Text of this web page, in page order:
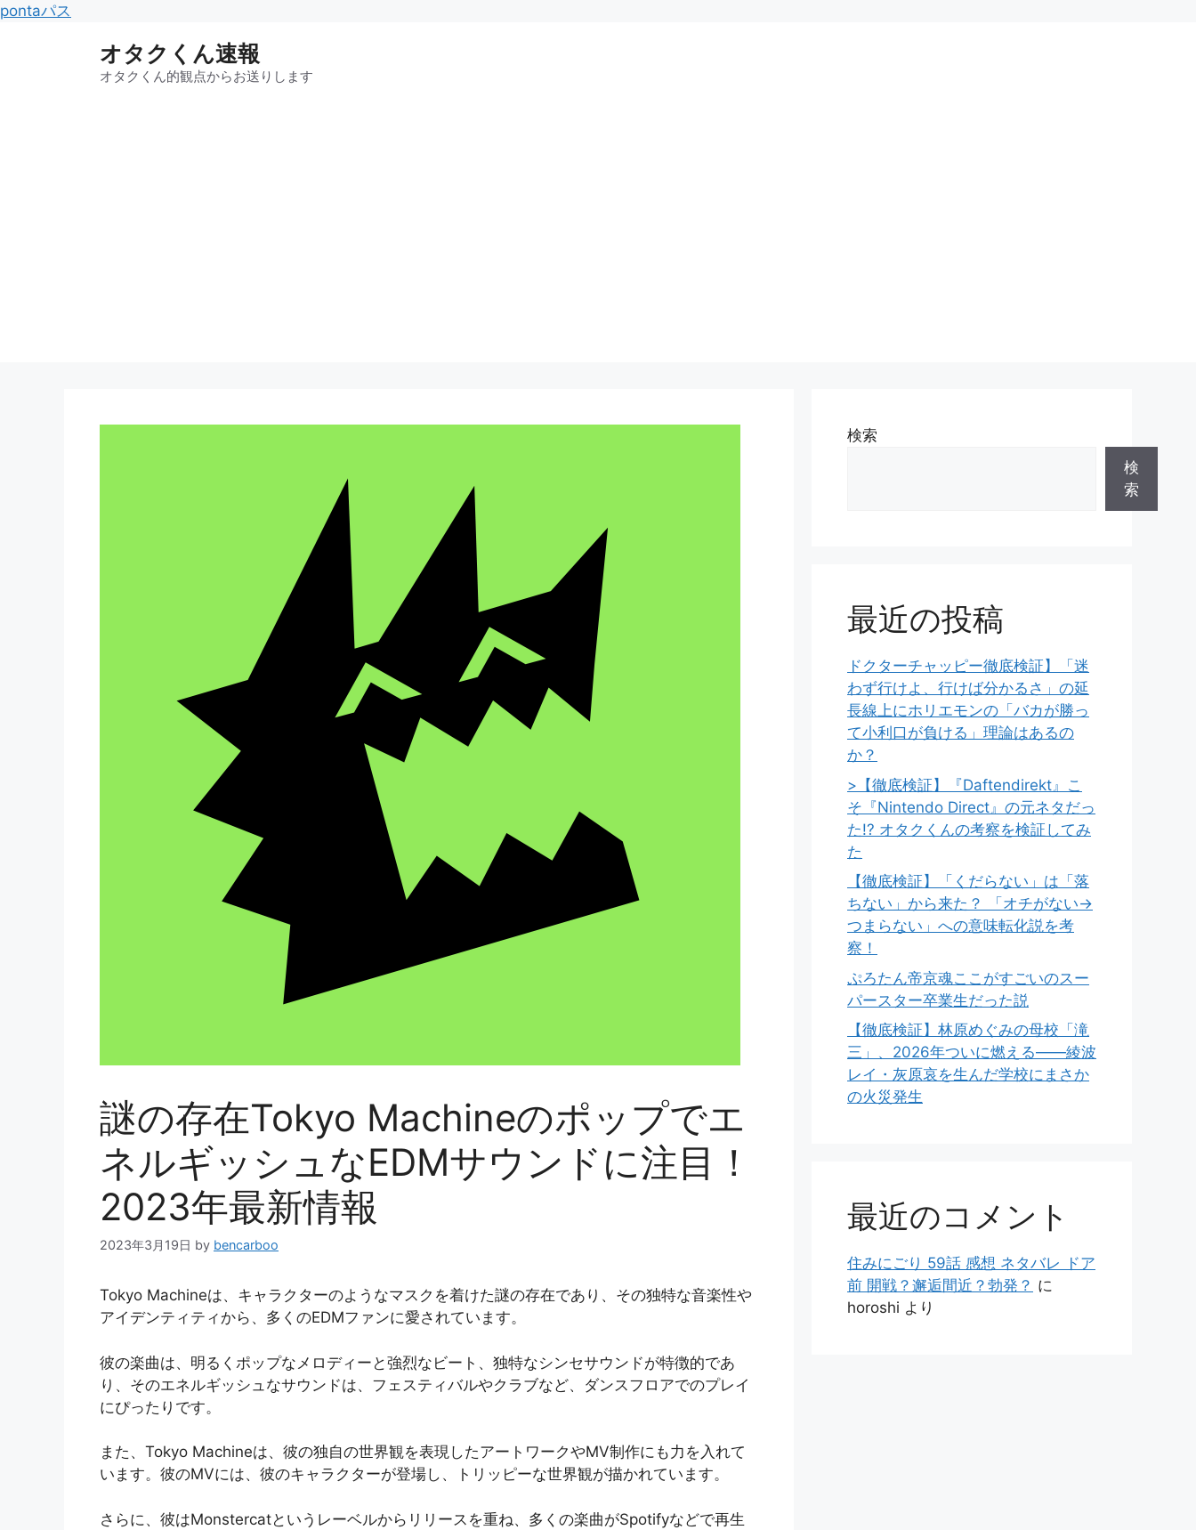
pontaパス
オタクくん速報
オタクくん的観点からお送りします
謎の存在Tokyo Machineのポップでエ
ネルギッシュなEDMサウンドに注目！
2023年最新情報
2023年3月19日 by bencarboo
Tokyo Machineは、キャラクターのようなマスクを着けた謎の存在であり、その独特な音楽性や
アイデンティティから、多くのEDMファンに愛されています。
彼の楽曲は、明るくポップなメロディーと強烈なビート、独特なシンセサウンドが特徴的であ
り、そのエネルギッシュなサウンドは、フェスティバルやクラブなど、ダンスフロアでのプレイ
にぴったりです。
また、Tokyo Machineは、彼の独自の世界観を表現したアートワークやMV制作にも力を入れて
います。彼のMVには、彼のキャラクターが登場し、トリッピーな世界観が描かれています。
さらに、彼はMonstercatというレーベルからリリースを重ね、多くの楽曲がSpotifyなどで再生
検索
検
索
最近の投稿
ドクターチャッピー徹底検証】「迷
わず行けよ、行けば分かるさ」の延
長線上にホリエモンの「バカが勝っ
て小利口が負ける」理論はあるの
か？
>【徹底検証】『Daftendirekt』こ
そ『Nintendo Direct』の元ネタだっ
た!? オタクくんの考察を検証してみ
た
【徹底検証】「くだらない」は「落
ちない」から来た？ 「オチがない→
つまらない」への意味転化説を考
察！
ぷろたん帝京魂ここがすごいのスー
パースター卒業生だった説
【徹底検証】林原めぐみの母校「滝
三」、2026年ついに燃える――綾波
レイ・灰原哀を生んだ学校にまさか
の火災発生
最近のコメント
住みにごり 59話 感想 ネタバレ ドア
前 開戦？邂逅間近？勃発？ に
horoshi より